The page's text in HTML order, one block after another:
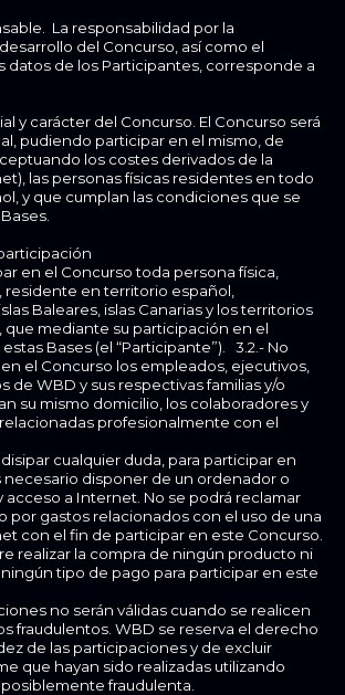
La responsabilidad por la
del Concurso, así como el
datos de los Participantes, corresponde a
y carácter del Concurso. El Concurso será
pudiendo participar en el mismo, de
los costes derivados de la
las personas físicas residentes en todo
y que cumplan las condiciones que se
en el Concurso toda persona física,
residente en territorio español,
Baleares, islas Canarias y los territorios
que mediante su participación en el
Bases (el “Participante”). 3.2.- No
el Concurso los empleados, ejecutivos,
de WBD y sus respectivas familias y/o
su mismo domicilio, los colaboradores y
profesionalmente con el
cualquier duda, para participar en
necesario disponer de un ordenador o
acceso a Internet. No se podrá reclamar
por gastos relacionados con el uso de una
con el fin de participar en este Concurso.
realizar la compra de ningún producto ni
tipo de pago para participar en este
no serán válidas cuando se realicen
fraudulentos. WBD se reserva el derecho
de las participaciones y de excluir
que hayan sido realizadas utilizando
fraudulenta.